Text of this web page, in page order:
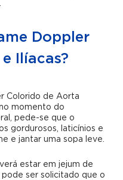
Doppler
Ilíacas?
Colorido de Aorta
momento do
pede-se que o
gordurosos, laticínios e
e jantar uma sopa leve.
estar em jejum de
ser solicitado que o